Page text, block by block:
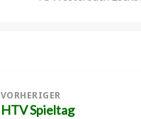
VORHERIGER
Vorheriger
HTV Spieltag